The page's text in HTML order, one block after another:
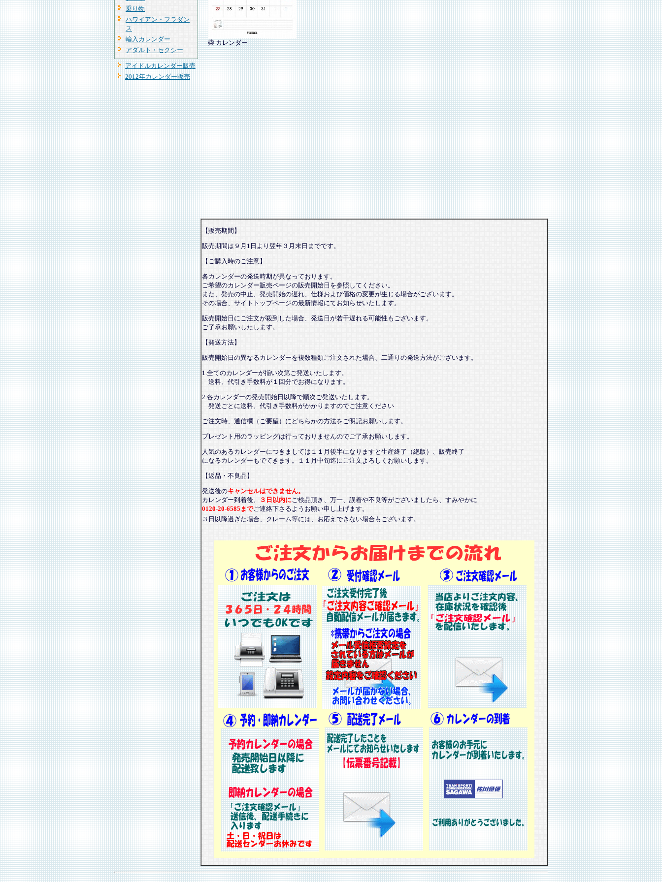
乗り物
ハワイアン・フラダン
ス
輸入カレンダー
アダルト・セクシー
アイドルカレンダー販売
2012年カレンダー販売
柴 カレンダー
【販売期間】
販売期間は９月1日より翌年３月末日までです。
【ご購入時のご注意】
各カレンダーの発送時期が異なっております。
ご希望のカレンダー販売ページの販売開始日を参照してください。
また、発売の中止、発売開始の遅れ、仕様および価格の変更が生じる場合がございます。
その場合、サイトトップページの最新情報にてお知らせいたします。
販売開始日にご注文が殺到した場合、発送日が若干遅れる可能性もございます。
ご了承お願いしたします。
【発送方法】
販売開始日の異なるカレンダーを複数種類ご注文された場合、二通りの発送方法がございます。
1.全てのカレンダーが揃い次第ご発送いたします。
送料、代引き手数料が１回分でお得になります。
2.各カレンダーの発売開始日以降で順次ご発送いたします。
発送ごとに送料、代引き手数料がかかりますのでご注意ください
ご注文時、通信欄（ご要望）にどちらかの方法をご明記お願いします。
プレゼント用のラッピングは行っておりませんのでご了承お願いします。
人気のあるカレンダーにつきましては１１月後半になりますと生産終了（絶版）、販売終了
になるカレンダーもでてきます。１１月中旬迄にご注文よろしくお願いします。
【返品・不良品】
発送後のキャンセルはできません。
カレンダー到着後、
３日以内に ご検品頂き、万一、誤着や不良等がございましたら、すみやかに
0120-20-6585までご連絡下さるようお願い申し上げます。
３日以降過ぎた場合、クレーム等には、お応えできない場合もございます。